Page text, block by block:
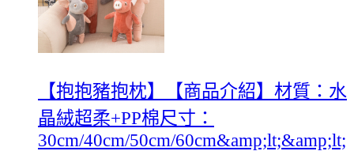
【抱抱豬抱枕】【商品介紹】材質：水
晶絨超柔+PP棉尺寸：
30cm/40cm/50cm/60cm&amp;lt;&amp;lt;